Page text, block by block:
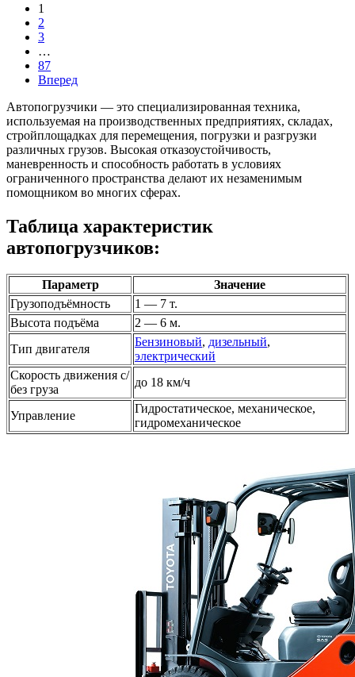
1
2
3
…
87
Вперед
Автопогрузчики — это специализированная техника,
используемая на производственных предприятиях, складах,
стройплощадках для перемещения, погрузки и разгрузки
различных грузов. Высокая отказоустойчивость,
маневренность и способность работать в условиях
ограниченного пространства делают их незаменимым
помощником во многих сферах.
Таблица характеристик
автопогрузчиков:
Параметр
Значение
Грузоподъёмность
1 — 7 т.
Высота подъёма
2 — 6 м.
Тип двигателя
Бензиновый, дизельный,
электрический
Скорость движения с/
без груза
до 18 км/ч
Управление
Гидростатическое, механическое,
гидромеханическое